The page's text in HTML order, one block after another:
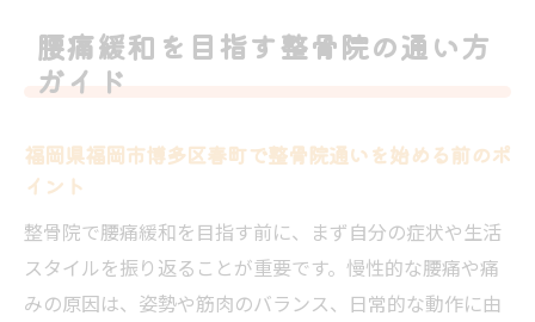
整骨院選びで重視したい安心カウンセリン
グの流れ
注意点
地域密着型整骨院で腰痛改善を目指す理由
整骨院の施術内容比較でわかる腰痛緩和の
腰痛緩和を目指す整骨院の通い方
ガイド
福岡県福岡市博多区春町で整骨院通いを始める前のポ
イント
整骨院で腰痛緩和を目指す前に、まず自分の症状や生活
スタイルを振り返ることが重要です。慢性的な腰痛や痛
みの原因は、姿勢や筋肉のバランス、日常的な動作に由